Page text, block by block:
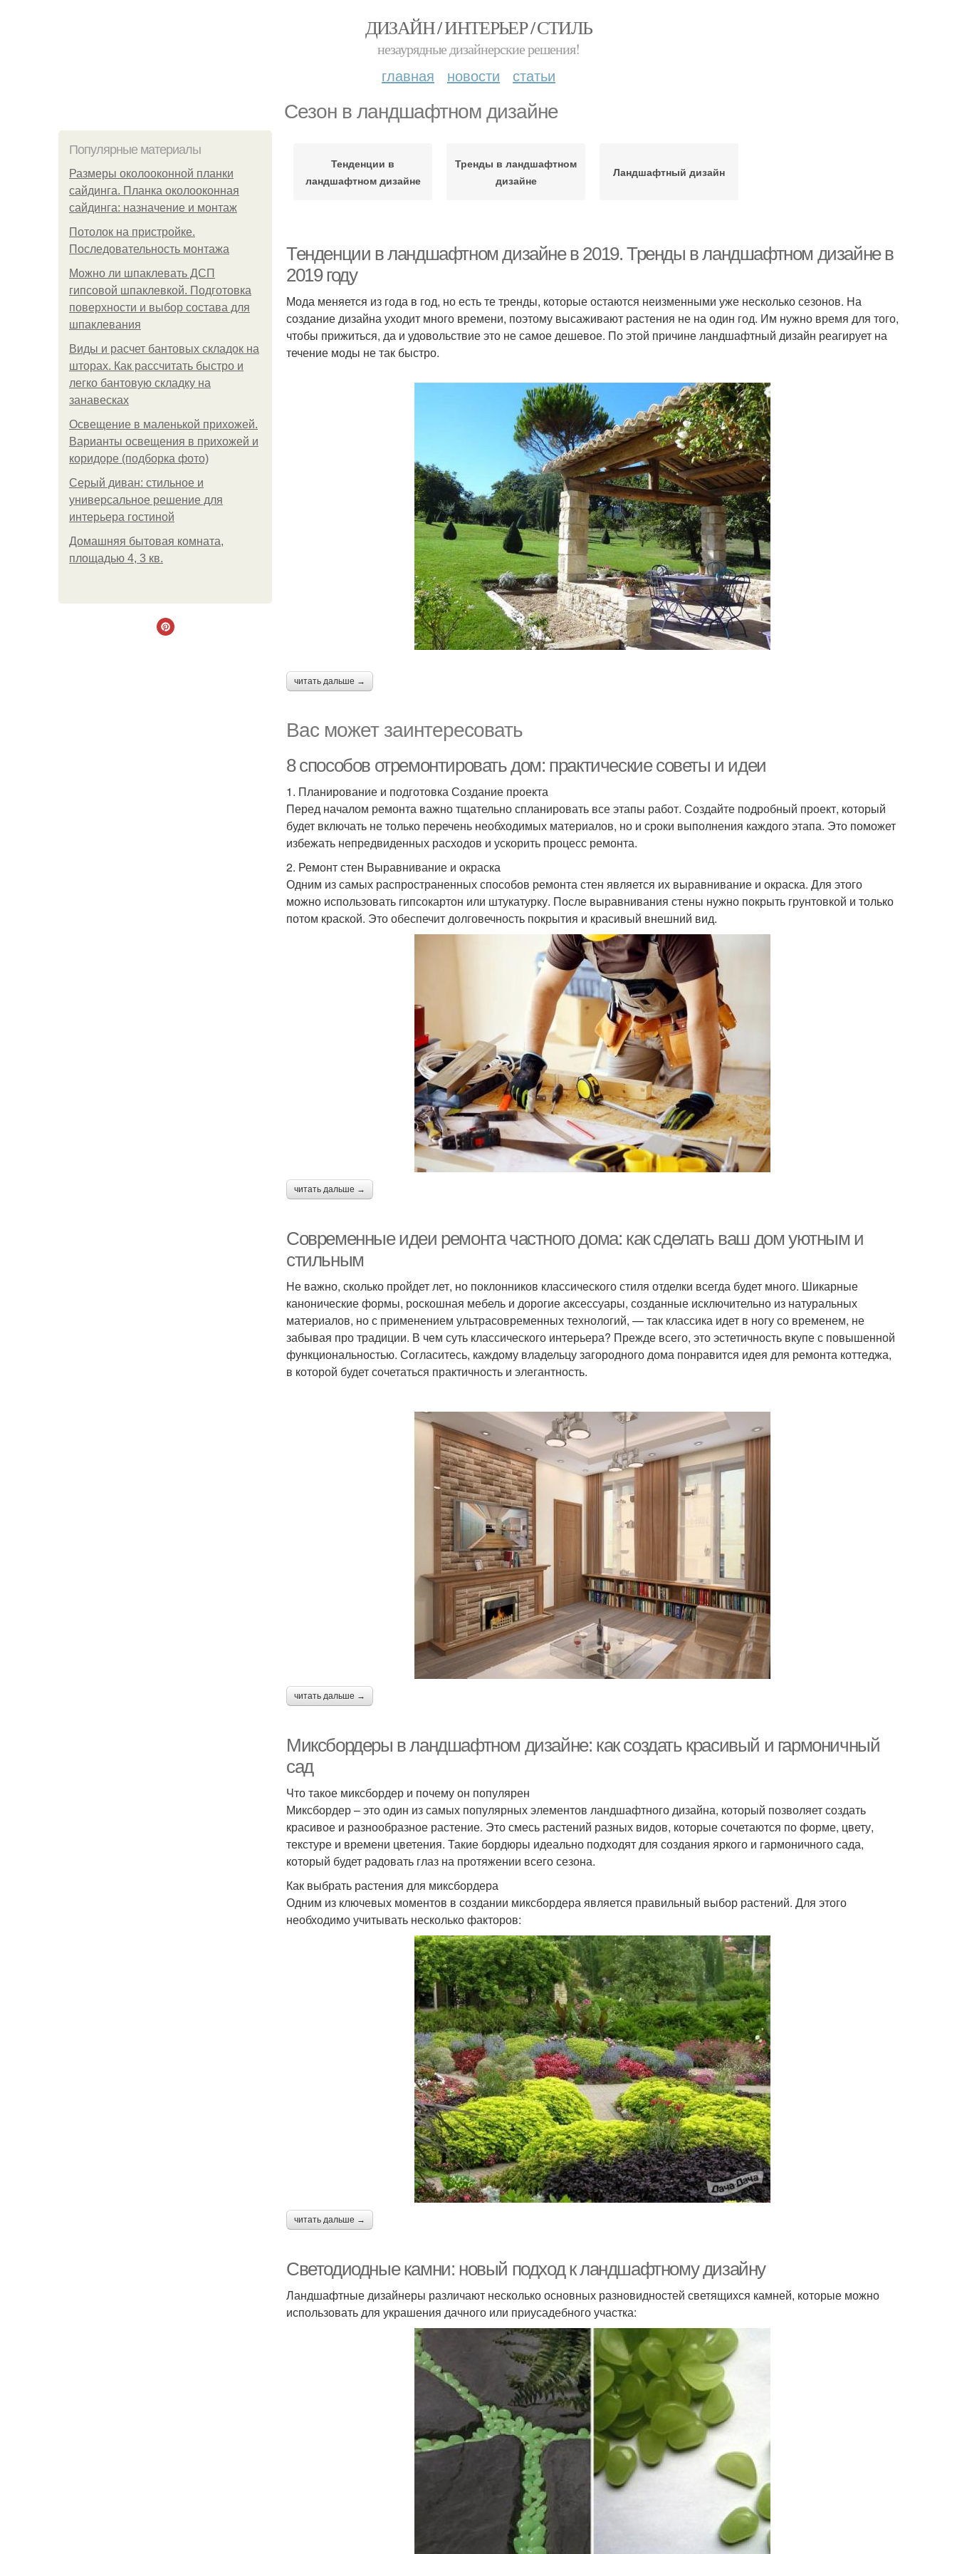
ДИЗАЙН / ИНТЕРЬЕР / СТИЛЬ
незаурядные дизайнерские решения!
главная новости статьи
Сезон в ландшафтном дизайне
Популярные материалы
Размеры околооконной планки
сайдинга. Планка околооконная
сайдинга: назначение и монтаж
Потолок на пристройке.
Последовательность монтажа
Можно ли шпаклевать ДСП
гипсовой шпаклевкой. Подготовка
поверхности и выбор состава для
шпаклевания
Виды и расчет бантовых складок на
шторах. Как рассчитать быстро и
легко бантовую складку на
занавесках
Освещение в маленькой прихожей.
Варианты освещения в прихожей и
коридоре (подборка фото)
Серый диван: стильное и
универсальное решение для
интерьера гостиной
Домашняя бытовая комната,
площадью 4, 3 кв.
Тенденции в
ландшафтном дизайне
Тренды в ландшафтном
дизайне
Ландшафтный дизайн
Тенденции в ландшафтном дизайне в 2019. Тренды в ландшафтном дизайне в
2019 году
Мода меняется из года в год, но есть те тренды, которые остаются неизменными уже несколько сезонов. На
создание дизайна уходит много времени, поэтому высаживают растения не на один год. Им нужно время для того,
чтобы прижиться, да и удовольствие это не самое дешевое. По этой причине ландшафтный дизайн реагирует на
течение моды не так быстро.
читать дальше →
Вас может заинтересовать
8 способов отремонтировать дом: практические советы и идеи
1. Планирование и подготовка Создание проекта
Перед началом ремонта важно тщательно спланировать все этапы работ. Создайте подробный проект, который
будет включать не только перечень необходимых материалов, но и сроки выполнения каждого этапа. Это поможет
избежать непредвиденных расходов и ускорить процесс ремонта.
2. Ремонт стен Выравнивание и окраска
Одним из самых распространенных способов ремонта стен является их выравнивание и окраска. Для этого
можно использовать гипсокартон или штукатурку. После выравнивания стены нужно покрыть грунтовкой и только
потом краской. Это обеспечит долговечность покрытия и красивый внешний вид.
читать дальше →
Современные идеи ремонта частного дома: как сделать ваш дом уютным и
стильным
Не важно, сколько пройдет лет, но поклонников классического стиля отделки всегда будет много. Шикарные
канонические формы, роскошная мебель и дорогие аксессуары, созданные исключительно из натуральных
материалов, но с применением ультрасовременных технологий, — так классика идет в ногу со временем, не
забывая про традиции. В чем суть классического интерьера? Прежде всего, это эстетичность вкупе с повышенной
функциональностью. Согласитесь, каждому владельцу загородного дома понравится идея для ремонта коттеджа,
в которой будет сочетаться практичность и элегантность.
читать дальше →
Миксбордеры в ландшафтном дизайне: как создать красивый и гармоничный
сад
Что такое миксбордер и почему он популярен
Миксбордер – это один из самых популярных элементов ландшафтного дизайна, который позволяет создать
красивое и разнообразное растение. Это смесь растений разных видов, которые сочетаются по форме, цвету,
текстуре и времени цветения. Такие бордюры идеально подходят для создания яркого и гармоничного сада,
который будет радовать глаз на протяжении всего сезона.
Как выбрать растения для миксбордера
Одним из ключевых моментов в создании миксбордера является правильный выбор растений. Для этого
необходимо учитывать несколько факторов:
читать дальше →
Светодиодные камни: новый подход к ландшафтному дизайну
Ландшафтные дизайнеры различают несколько основных разновидностей светящихся камней, которые можно
использовать для украшения дачного или приусадебного участка: